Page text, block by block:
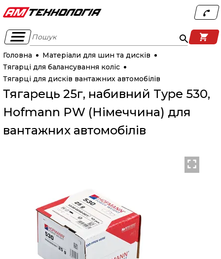
Пошук
Головна
Матеріали для шин та дисків
Тягарці для балансування коліс
Тягарці для дисків вантажних автомобілів
Тягарець 25г, набивний Type 530,
Hofmann PW (Німеччина) для
вантажних автомобілів